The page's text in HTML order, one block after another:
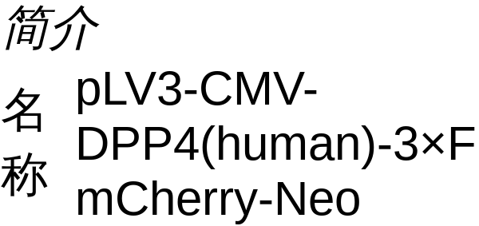
简介
名
称
pLV3-CMV-
DPP4(human)-
mCherry-Neo